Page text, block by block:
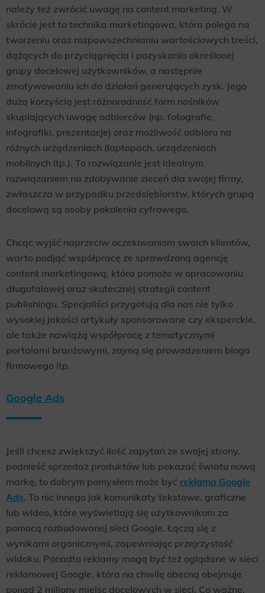
należy też zwrócić uwagę na content marketing. W
skrócie jest to technika marketingowa, która polega na
tworzeniu oraz rozpowszechnianiu wartościowych treści,
dążących do przyciągnięcia i pozyskania określonej
grupy docelowej użytkowników, a następnie
zmotywowaniu ich do działań generujących zysk. Jego
dużą korzyścią jest różnorodność form nośników
skupiających uwagę odbiorców (np. fotografie,
infografiki, prezentacje) oraz możliwość odbioru na
różnych urządzeniach (laptopach, urządzeniach
mobilnych itp.). To rozwiązanie jest idealnym
rozwiązaniem na zdobywanie zleceń dla swojej firmy,
zwłaszcza w przypadku przedsiębiorstw, których grupą
docelową są osoby pokolenia cyfrowego.
Chcąc wyjść naprzeciw oczekiwaniom swoich klientów,
warto podjąć współpracę ze sprawdzoną agencję
content marketingową, która pomoże w opracowaniu
długofalowej oraz skutecznej strategii content
publishingu. Specjaliści przygotują dla nas nie tylko
wysokiej jakości artykuły sponsorowane czy eksperckie,
ale także nawiążą współpracę z tematycznymi
portalami branżowymi, zajmą się prowadzeniem bloga
firmowego itp.
Google Ads
Jeśli chcesz zwiększyć ilość zapytań ze swojej strony,
podnieść sprzedaż produktów lub pokazać światu nową
markę, to dobrym pomysłem może być reklama Google
Ads. To nic innego jak komunikaty tekstowe, graficzne
lub wideo, które wyświetlają się użytkownikom za
pomocą rozbudowanej sieci Google. Łączą się z
wynikami organicznymi, zapewniając przejrzystość
widoku. Ponadto reklamy mogą być też oglądane w sieci
reklamowej Google, która na chwilę obecną obejmuje
ponad 2 miliony miejsc docelowych w sieci. Co ważne,